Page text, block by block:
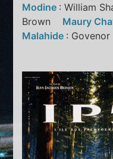
Modine : William
Brown Maury
Malahide :